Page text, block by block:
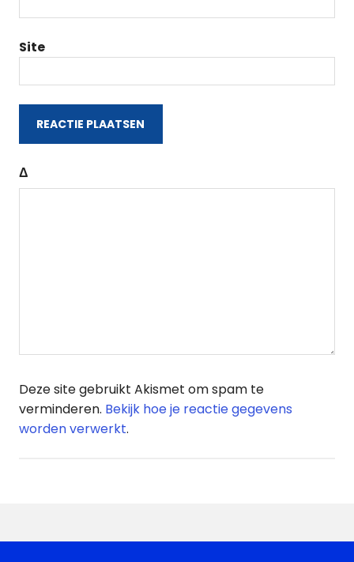
Site
Δ
Deze site gebruikt Akismet om spam te
verminderen. Bekijk hoe je reactie gegevens
worden verwerkt.